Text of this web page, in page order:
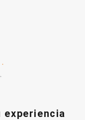
experiencia